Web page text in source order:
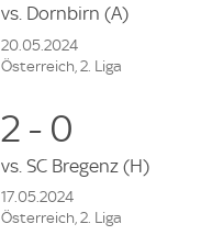
vs. Dornbirn (A)
20.05.2024
Österreich, 2. Liga
2 - 0
vs. SC Bregenz (H)
17.05.2024
Österreich, 2. Liga